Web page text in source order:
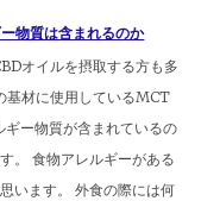
物質は含まれるのか
オイルを摂取する方も多
基材に使用しているMCT
ギー物質が含まれているの
。 食物アレルギーがある
います。 外食の際には何